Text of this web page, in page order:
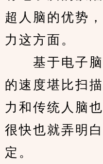
超人脑的优势
力这方面。
基于电子脑
的速度堪比扫
力和传统人脑
很快也就弄明
定。